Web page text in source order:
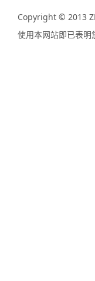
Copyright © 2013
使用本网站即已表明